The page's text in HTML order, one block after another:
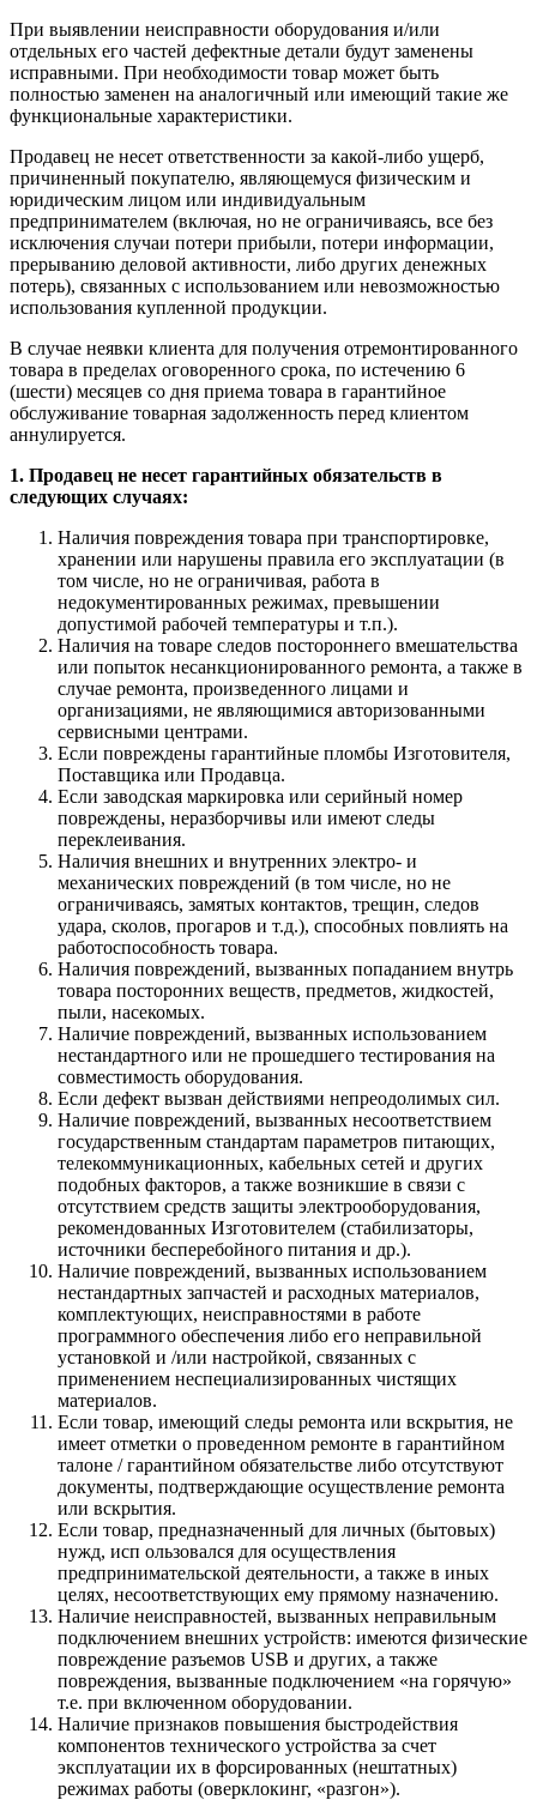
При выявлении неисправности оборудования и/или
отдельных его частей дефектные детали будут заменены
исправными. При необходимости товар может быть
полностью заменен на аналогичный или имеющий такие же
функциональные характеристики.
Продавец не несет ответственности за какой-либо ущерб,
причиненный покупателю, являющемуся физическим и
юридическим лицом или индивидуальным
предпринимателем (включая, но не ограничиваясь, все без
исключения случаи потери прибыли, потери информации,
прерыванию деловой активности, либо других денежных
потерь), связанных с использованием или невозможностью
использования купленной продукции.
В случае неявки клиента для получения отремонтированного
товара в пределах оговоренного срока, по истечению 6
(шести) месяцев со дня приема товара в гарантийное
обслуживание товарная задолженность перед клиентом
аннулируется.
1. Продавец не несет гарантийных обязательств в
следующих случаях:
Наличия повреждения товара при транспортировке,
хранении или нарушены правила его эксплуатации (в
том числе, но не ограничивая, работа в
недокументированных режимах, превышении
допустимой рабочей температуры и т.п.).
Наличия на товаре следов постороннего вмешательства
или попыток несанкционированного ремонта, а также в
случае ремонта, произведенного лицами и
организациями, не являющимися авторизованными
сервисными центрами.
Если повреждены гарантийные пломбы Изготовителя,
Поставщика или Продавца.
Если заводская маркировка или серийный номер
повреждены, неразборчивы или имеют следы
переклеивания.
Наличия внешних и внутренних электро- и
механических повреждений (в том числе, но не
ограничиваясь, замятых контактов, трещин, следов
удара, сколов, прогаров и т.д.), способных повлиять на
работоспособность товара.
Наличия повреждений, вызванных попаданием внутрь
товара посторонних веществ, предметов, жидкостей,
пыли, насекомых.
Наличие повреждений, вызванных использованием
нестандартного или не прошедшего тестирования на
совместимость оборудования.
Если дефект вызван действиями непреодолимых сил.
Наличие повреждений, вызванных несоответствием
государственным стандартам параметров питающих,
телекоммуникационных, кабельных сетей и других
подобных факторов, а также возникшие в связи с
отсутствием средств защиты электрооборудования,
рекомендованных Изготовителем (стабилизаторы,
источники бесперебойного питания и др.).
Наличие повреждений, вызванных использованием
нестандартных запчастей и расходных материалов,
комплектующих, неисправностями в работе
программного обеспечения либо его неправильной
установкой и /или настройкой, связанных с
применением неспециализированных чистящих
материалов.
Если товар, имеющий следы ремонта или вскрытия, не
имеет отметки о проведенном ремонте в гарантийном
талоне / гарантийном обязательстве либо отсутствуют
документы, подтверждающие осуществление ремонта
или вскрытия.
Если товар, предназначенный для личных (бытовых)
нужд, исп ользовался для осуществления
предпринимательской деятельности, а также в иных
целях, несоответствующих ему прямому назначению.
Наличие неисправностей, вызванных неправильным
подключением внешних устройств: имеются физические
повреждение разъемов USB и других, а также
повреждения, вызванные подключением «на горячую»
т.е. при включенном оборудовании.
Наличие признаков повышения быстродействия
компонентов технического устройства за счет
эксплуатации их в форсированных (нештатных)
режимах работы (оверклокинг, «разгон»).